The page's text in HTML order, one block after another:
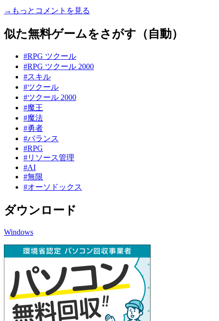
→もっとコメントを見る
似た無料ゲームをさがす（自動）
#RPG ツクール
#RPG ツクール 2000
#スキル
#ツクール
#ツクール 2000
#魔王
#魔法
#勇者
#バランス
#RPG
#リソース管理
#AI
#無限
#オーソドックス
ダウンロード
Windows